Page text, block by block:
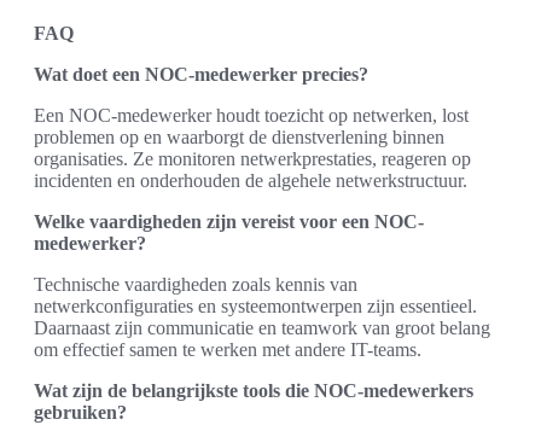
FAQ
Wat doet een NOC-medewerker precies?
Een NOC-medewerker houdt toezicht op netwerken, lost
problemen op en waarborgt de dienstverlening binnen
organisaties. Ze monitoren netwerkprestaties, reageren op
incidenten en onderhouden de algehele netwerkstructuur.
Welke vaardigheden zijn vereist voor een NOC-
medewerker?
Technische vaardigheden zoals kennis van
netwerkconfiguraties en systeemontwerpen zijn essentieel.
Daarnaast zijn communicatie en teamwork van groot belang
om effectief samen te werken met andere IT-teams.
Wat zijn de belangrijkste tools die NOC-medewerkers
gebruiken?